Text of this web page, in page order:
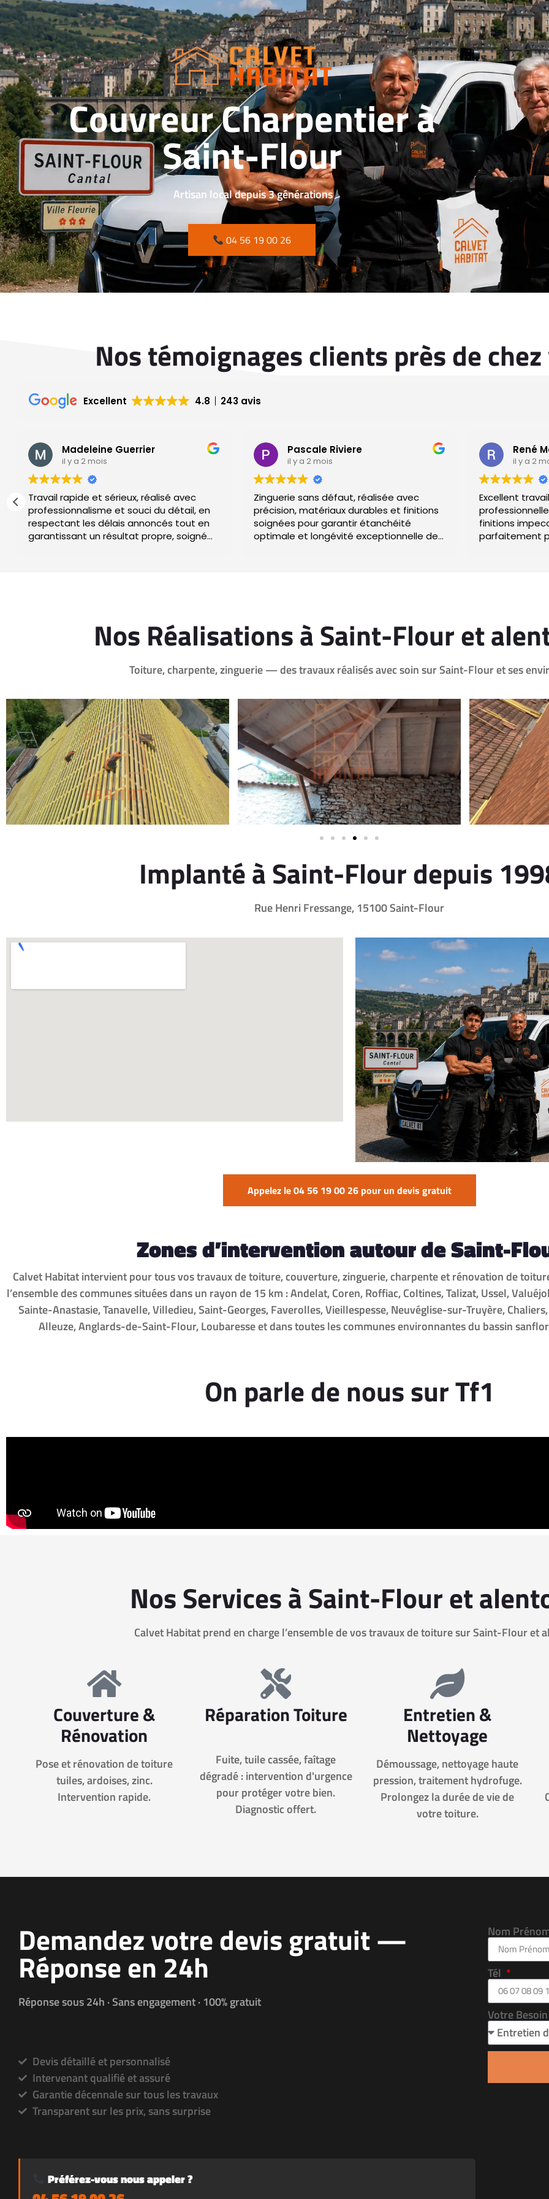
Couvreur Charpentier à
Saint-Flour
Artisan local depuis 3 générations
04 56 19 00 26
Nos témoignages clients près de
Excellent 4.8 243 avis
Madeleine Guerrier
il y a 2 mois
Travail rapide et sérieux, réalisé avec
professionnalisme et souci du détail, en
respectant les délais annoncés tout en
garantissant un résultat propre, soigné
Pascale Riviere
il y a 2 mois
Zinguerie sans défaut, réalisée avec
précision, matériaux durables et finitions
soignées pour garantir étanchéité
optimale et longévité exceptionnelle de
René
il y a 2
Excellent
finitions impeccables et chantier laissé
parfaitement
Nos Réalisations à Saint-Flour et
Toiture, charpente, zinguerie — des travaux réalisés avec soin sur Saint-Flour et ses
Implanté à Saint-Flour depuis
Rue Henri Fressange, 15100 Saint-Flour
Appelez le 04 56 19 00 26 pour un devis gratuit
Zones d’intervention autour de Saint-
Calvet Habitat intervient pour tous vos travaux de toiture, couverture, zinguerie, charpente et rénovation de
l’ensemble des communes situées dans un rayon de 15 km : Andelat, Coren, Roffiac, Coltines, Talizat, Ussel,
Sainte-Anastasie, Tanavelle, Villedieu, Saint-Georges, Faverolles, Vieillespesse, Neuvéglise-sur-Truyère,
Alleuze, Anglards-de-Saint-Flour, Loubaresse et dans toutes les communes environnantes du bassin
On parle de nous sur Tf1
Nos Services à Saint-Flour et
Calvet Habitat prend en charge l’ensemble de vos travaux de toiture sur Saint-Flour et
Couverture &
Rénovation
Pose et rénovation de toiture
tuiles, ardoises, zinc.
Intervention rapide.
Réparation Toiture
Fuite, tuile cassée, faîtage
dégradé : intervention d'urgence
pour protéger votre bien.
Diagnostic offert.
Entretien &
Nettoyage
Démoussage, nettoyage haute
pression, traitement hydrofuge.
Prolongez la durée de vie de
votre toiture.
Demandez votre devis gratuit —
Réponse en 24h
Réponse sous 24h · Sans engagement · 100% gratuit
Devis détaillé et personnalisé
Intervenant qualifié et assuré
Garantie décennale sur tous les travaux
Transparent sur les prix, sans surprise
Préférez-vous nous appeler ?
Nom
Tél
Votre